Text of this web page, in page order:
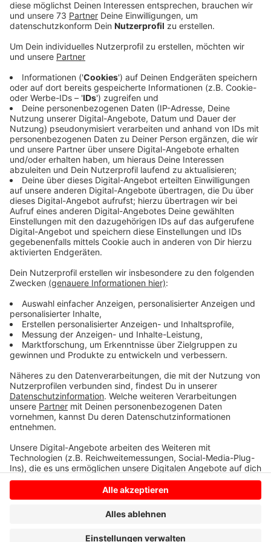
Veröffentlicht:Mittwoch, 06.09.2023 16:18
Anzeige
Ermittlungen dauern
Anzeige
Mitte August wurde ein 29-Jähriger am Rande des
Schützenfestes lebensgefährlich verletzt. Der Mann
wurde nach einem Streit von einer mindestens
vierköpfigen Gruppe angegriffen.
Nach mehreren Messerstichen, Tritten und Schlägen
konnte nur eine Notoperation das Leben des Opfers
retten. Eine Mordkommission hatte seitdem zahlreiche
Zeugen vernommen, die den 22-Jährigen als
Tatverdächtigen identifizierten. Gegen ihn wurde
inzwischen Untersuchungshaft angeordnet. Auch
gegen die mutmaßlichen Mittäter wird weiter
ermittelt.
Anzeige
Anzeige